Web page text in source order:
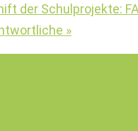
der Schulprojekte:
»